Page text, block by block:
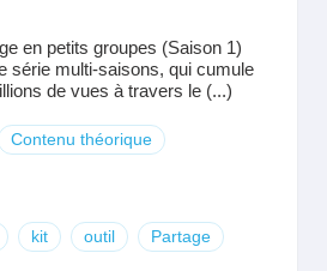
en petits groupes (Saison 1)
série multi-saisons, qui cumule
de vues à travers le (...)
Contenu théorique
kit outil Partage